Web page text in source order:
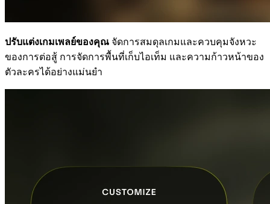
ปรับแต่งเกมเพลย์ของคุณ จัดการสมดุลเกมและควบคุมจังหวะ
ของการต่อสู้ การจัดการพื้นที่เก็บไอเท็ม และความก้าวหน้าของ
ตัวละครได้อย่างแม่นยำ